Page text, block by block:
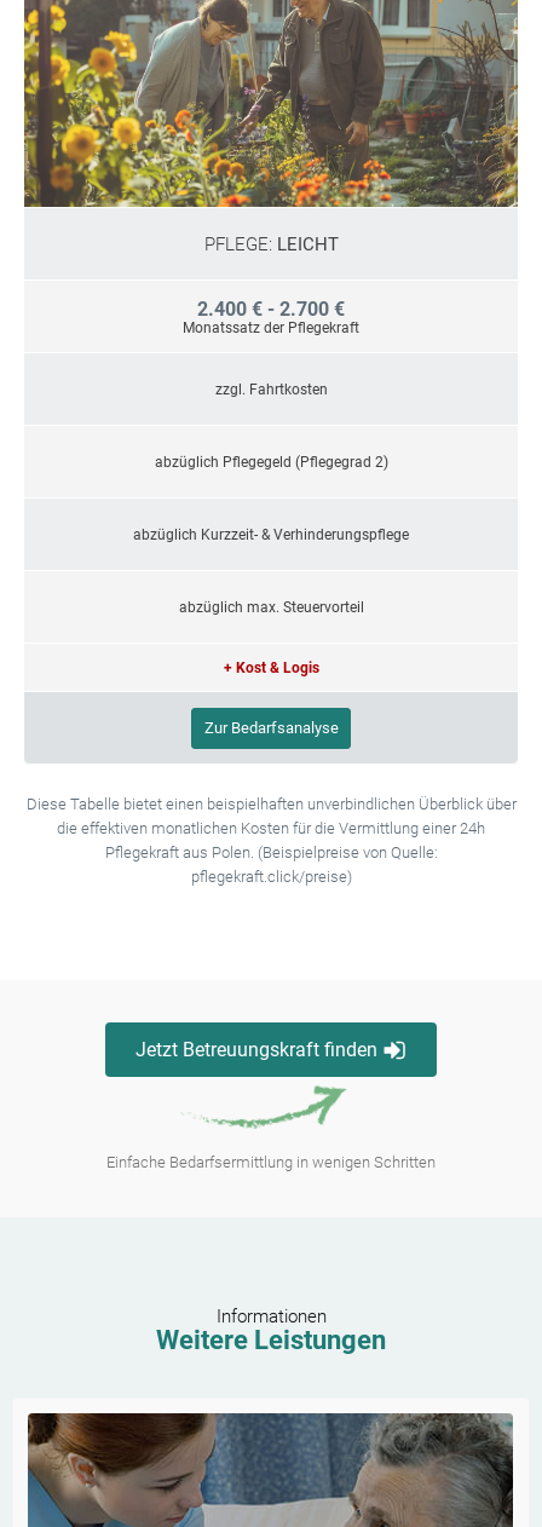
PFLEGE: LEICHT
2.400 € - 2.700 €
Monatssatz der Pflegekraft
zzgl. Fahrtkosten
abzüglich Pflegegeld (Pflegegrad 2)
abzüglich Kurzzeit- & Verhinderungspflege
abzüglich max. Steuervorteil
+ Kost & Logis
Zur Bedarfsanalyse
Diese Tabelle bietet einen beispielhaften unverbindlichen Überblick über
die effektiven monatlichen Kosten für die Vermittlung einer 24h
Pflegekraft aus Polen. (Beispielpreise von Quelle:
pflegekraft.click/preise)
Jetzt Betreuungskraft finden
Einfache Bedarfsermittlung in wenigen Schritten
Informationen
Weitere Leistungen